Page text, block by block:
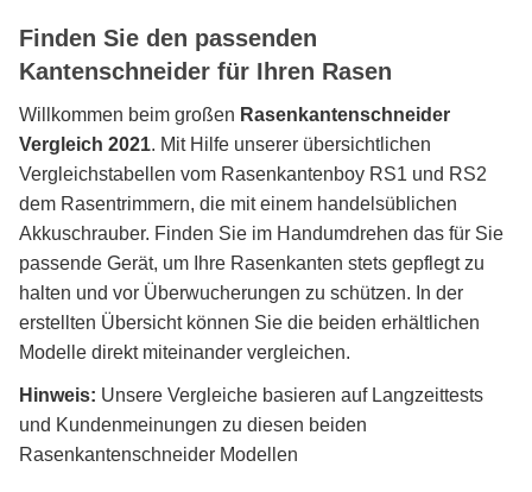
Finden Sie den passenden
Kantenschneider für Ihren Rasen
Willkommen beim großen Rasenkantenschneider
Vergleich 2021. Mit Hilfe unserer übersichtlichen
Vergleichstabellen vom Rasenkantenboy RS1 und RS2
dem Rasentrimmern, die mit einem handelsüblichen
Akkuschrauber. Finden Sie im Handumdrehen das für Sie
passende Gerät, um Ihre Rasenkanten stets gepflegt zu
halten und vor Überwucherungen zu schützen. In der
erstellten Übersicht können Sie die beiden erhältlichen
Modelle direkt miteinander vergleichen.
Hinweis: Unsere Vergleiche basieren auf Langzeittests
und Kundenmeinungen zu diesen beiden
Rasenkantenschneider Modellen